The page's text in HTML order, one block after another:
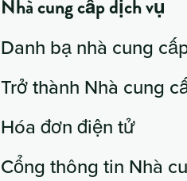
Nhà cung cấp dịch vụ
Danh bạ nhà cung
Trở thành Nhà cung
Hóa đơn điện tử
Cổng thông tin Nhà